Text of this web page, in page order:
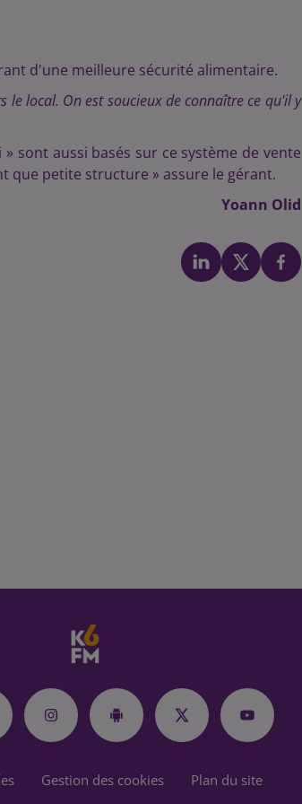
d'une meilleure sécurité alimentaire.
le local. On est soucieux de connaître ce qu'il y
sont aussi basés sur ce système de vente
que petite structure » assure le gérant.
Yoann Olid
Gestion des cookies Plan du site